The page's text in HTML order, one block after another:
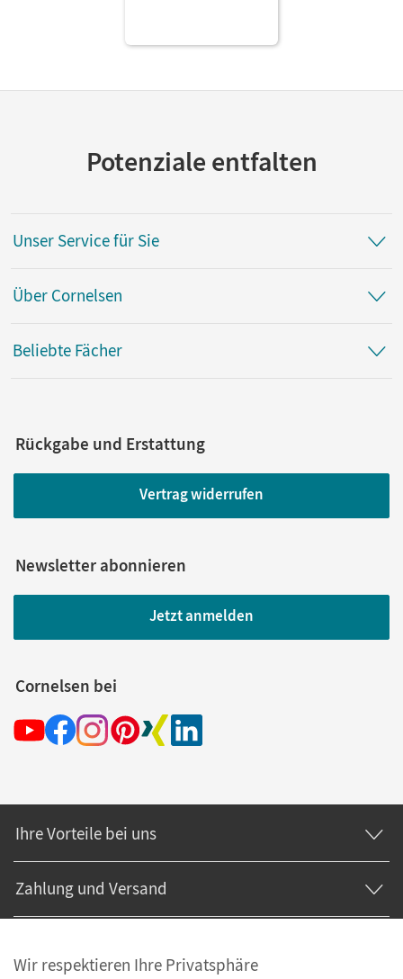
Potenziale entfalten
Unser Service für Sie
Über Cornelsen
Beliebte Fächer
Rückgabe und Erstattung
Vertrag widerrufen
Newsletter abonnieren
Jetzt anmelden
Cornelsen bei
Ihre Vorteile bei uns
Zahlung und Versand
Wir respektieren Ihre Privatsphäre